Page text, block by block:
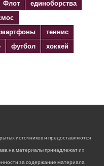
Флот
единоборства
теннис
футбол хоккей
источников и предоставляются
на материалы принадлежат их
за содержание материала